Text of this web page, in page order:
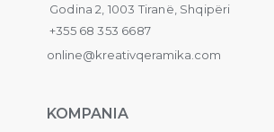
Godina 2, 1003 Tiranë, Shqipëri
+355 68 353 6687
online@kreativqeramika.com
KOMPANIA